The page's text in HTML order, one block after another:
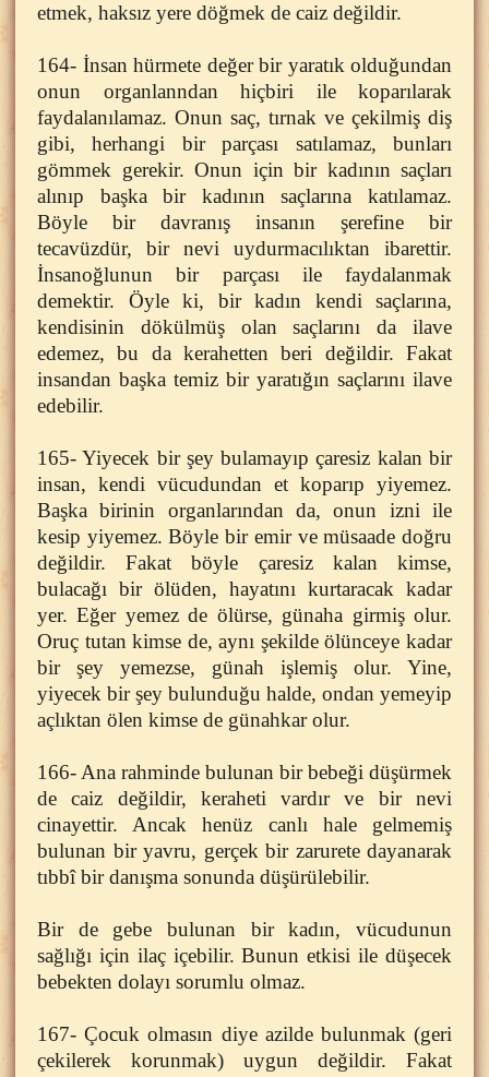
etmek, haksız yere döğmek de caiz değildir.
164- İnsan hürmete değer bir yaratık olduğundan
onun organlanndan hiçbiri ile koparılarak
faydalanılamaz. Onun saç, tırnak ve çekilmiş diş
gibi, herhangi bir parçası satılamaz, bunları
gömmek gerekir. Onun için bir kadının saçları
alınıp başka bir kadının saçlarına katılamaz.
Böyle bir davranış insanın şerefine bir
tecavüzdür, bir nevi uydurmacılıktan ibarettir.
İnsanoğlunun bir parçası ile faydalanmak
demektir. Öyle ki, bir kadın kendi saçlarına,
kendisinin dökülmüş olan saçlarını da ilave
edemez, bu da kerahetten beri değildir. Fakat
insandan başka temiz bir yaratığın saçlarını ilave
edebilir.
165- Yiyecek bir şey bulamayıp çaresiz kalan bir
insan, kendi vücudundan et koparıp yiyemez.
Başka birinin organlarından da, onun izni ile
kesip yiyemez. Böyle bir emir ve müsaade doğru
değildir. Fakat böyle çaresiz kalan kimse,
bulacağı bir ölüden, hayatını kurtaracak kadar
yer. Eğer yemez de ölürse, günaha girmiş olur.
Oruç tutan kimse de, aynı şekilde ölünceye kadar
bir şey yemezse, günah işlemiş olur. Yine,
yiyecek bir şey bulunduğu halde, ondan yemeyip
açlıktan ölen kimse de günahkar olur.
166- Ana rahminde bulunan bir bebeği düşürmek
de caiz değildir, keraheti vardır ve bir nevi
cinayettir. Ancak henüz canlı hale gelmemiş
bulunan bir yavru, gerçek bir zarurete dayanarak
tıbbî bir danışma sonunda düşürülebilir.
Bir de gebe bulunan bir kadın, vücudunun
sağlığı için ilaç içebilir. Bunun etkisi ile düşecek
bebekten dolayı sorumlu olmaz.
167- Çocuk olmasın diye azilde bulunmak (geri
çekilerek korunmak) uygun değildir. Fakat